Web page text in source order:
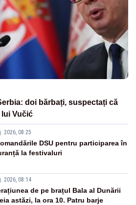
doi bărbați, suspectați că
Vučić
2026, 08:25
DSU pentru participarea în
la festivaluri
2026, 08:14
de pe brațul Bala al Dunării
astăzi, la ora 10. Patru barje